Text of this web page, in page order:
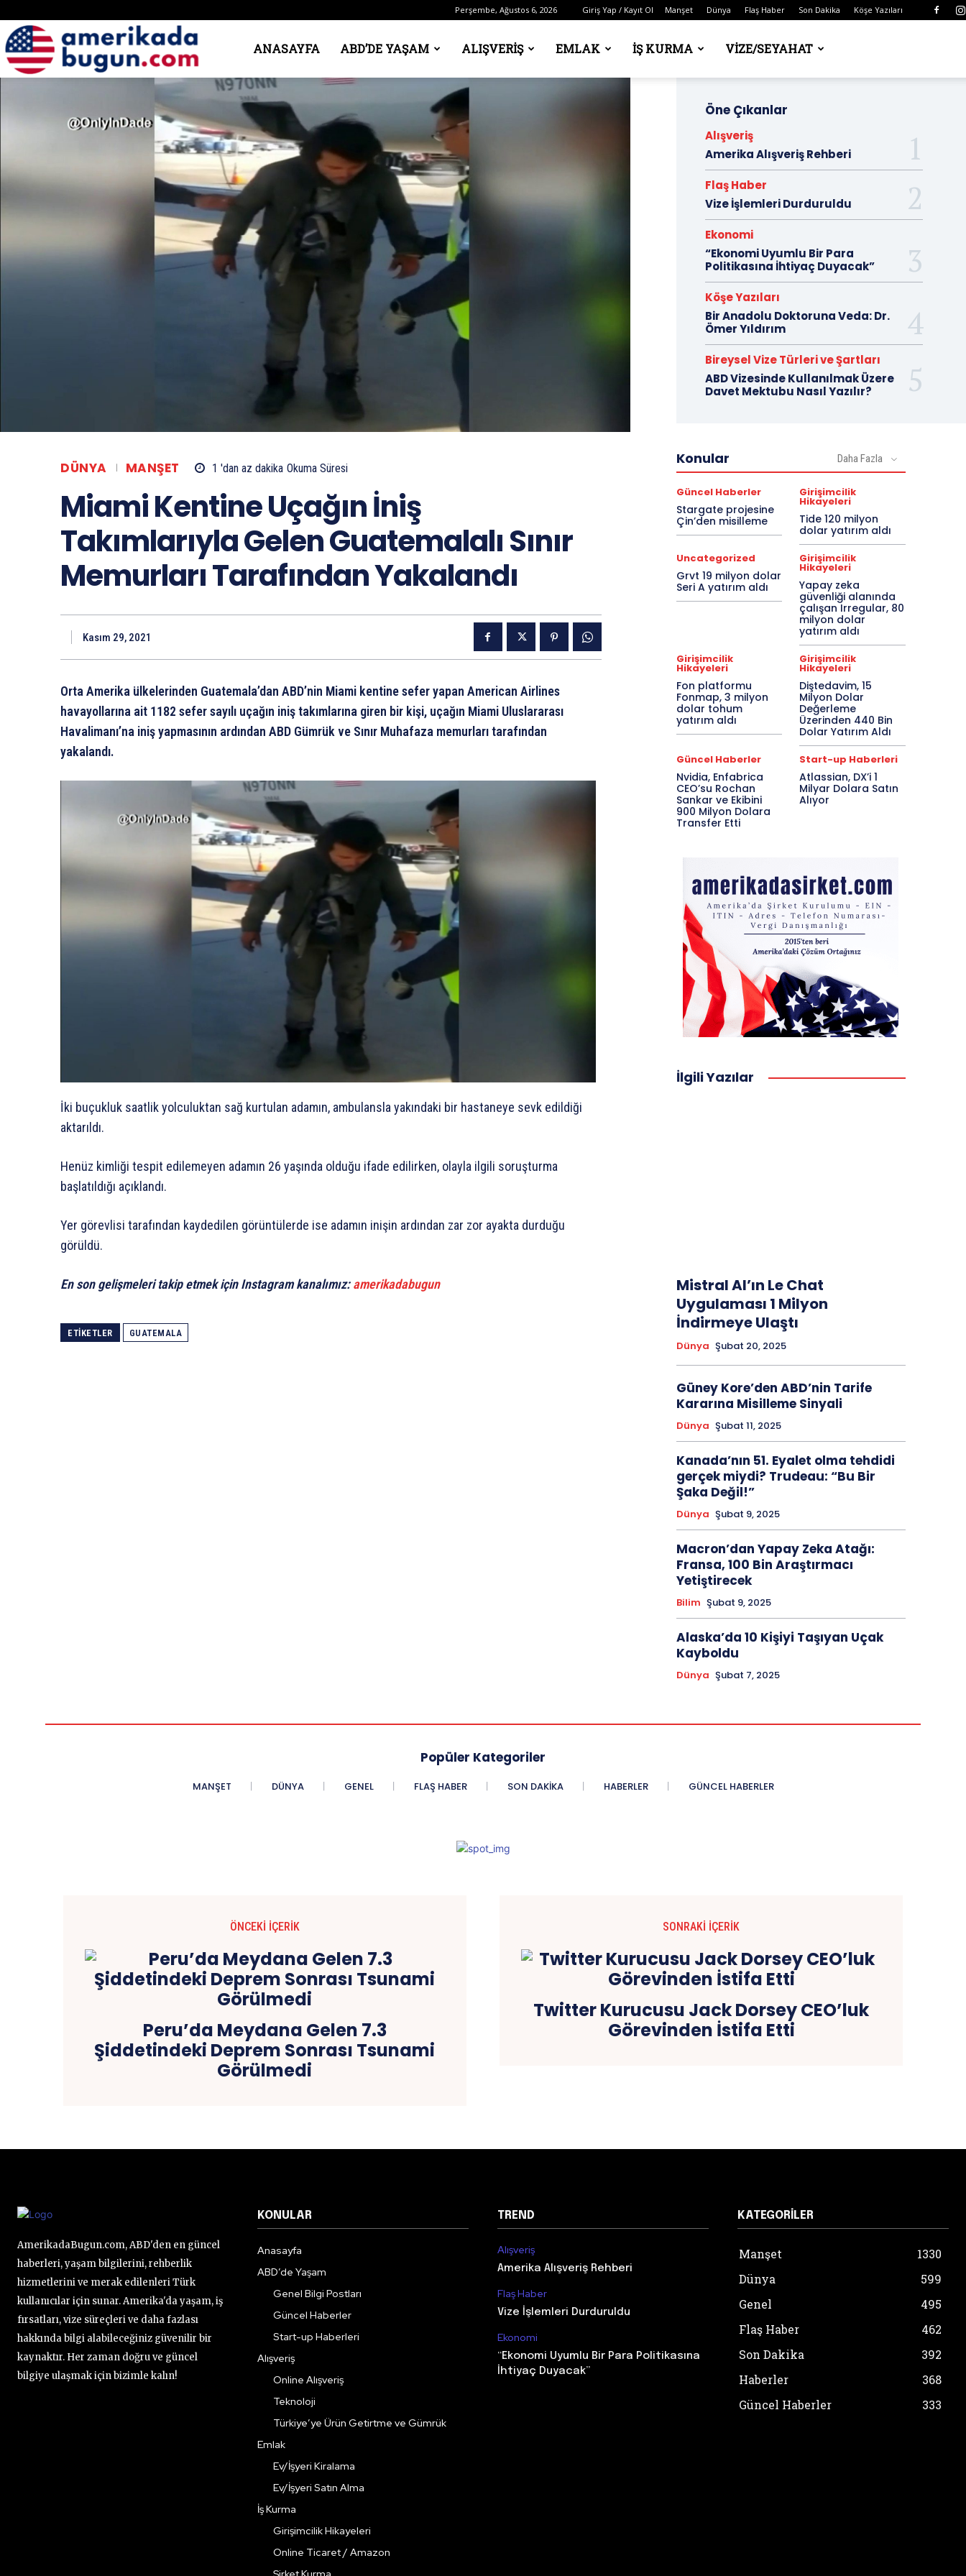
Perşembe, Ağustos 6, 2026 Giriş Yap / Kayıt Ol Manşet Dünya Flaş Haber Son Dakika Köşe Yazıları
Amerika’da
Bugün
ANASAYFA ABD’DE YAŞAM ALIŞVERIŞ EMLAK İŞ KURMA VIZE/SEYAHAT
DÜNYA MANŞET 1 'dan az dakika Okuma Süresi
Miami Kentine Uçağın İniş
Takımlarıyla Gelen Guatemalalı Sınır
Memurları Tarafından Yakalandı
Kasım 29, 2021
Orta Amerika ülkelerinden Guatemala’dan ABD’nin Miami kentine sefer yapan American Airlines
havayollarına ait 1182 sefer sayılı uçağın iniş takımlarına giren bir kişi, uçağın Miami Uluslararası
Havalimanı’na iniş yapmasının ardından ABD Gümrük ve Sınır Muhafaza memurları tarafından
yakalandı.
İki buçukluk saatlik yolculuktan sağ kurtulan adamın, ambulansla yakındaki bir hastaneye sevk edildiği
aktarıldı.
Henüz kimliği tespit edilemeyen adamın 26 yaşında olduğu ifade edilirken, olayla ilgili soruşturma
başlatıldığı açıklandı.
Yer görevlisi tarafından kaydedilen görüntülerde ise adamın inişin ardından zar zor ayakta durduğu
görüldü.
En son gelişmeleri takip etmek için Instagram kanalımız:amerikadabugun
ETIKETLER GUATEMALA
Öne Çıkanlar
Alışveriş
Amerika Alışveriş Rehberi
Flaş Haber
Vize İşlemleri Durduruldu
Ekonomi
“Ekonomi Uyumlu Bir Para
Politikasına İhtiyaç Duyacak”
Köşe Yazıları
Bir Anadolu Doktoruna Veda: Dr.
Ömer Yıldırım
Bireysel Vize Türleri ve Şartları
ABD Vizesinde Kullanılmak Üzere
Davet Mektubu Nasıl Yazılır?
Konular Daha Fazla
Güncel Haberler
Stargate projesine
Çin’den misilleme
Girişimcilik
Hikayeleri
Tide 120 milyon
dolar yatırım aldı
Uncategorized
Grvt 19 milyon dolar
Seri A yatırım aldı
Girişimcilik
Hikayeleri
Yapay zeka
güvenliği alanında
çalışan Irregular, 80
milyon dolar
yatırım aldı
Girişimcilik
Hikayeleri
Fon platformu
Fonmap, 3 milyon
dolar tohum
yatırım aldı
Girişimcilik
Hikayeleri
Diştedavim, 15
Milyon Dolar
Değerleme
Üzerinden 440 Bin
Dolar Yatırım Aldı
Güncel Haberler
Nvidia, Enfabrica
CEO’su Rochan
Sankar ve Ekibini
900 Milyon Dolara
Transfer Etti
Start-up Haberleri
Atlassian, DX’i 1
Milyar Dolara Satın
Alıyor
İlgili Yazılar
Mistral AI’ın Le Chat
Uygulaması 1 Milyon
İndirmeye Ulaştı
Dünya Şubat 20, 2025
Güney Kore’den ABD’nin Tarife
Kararına Misilleme Sinyali
Dünya Şubat 11, 2025
Kanada’nın 51. Eyalet olma tehdidi
gerçek miydi? Trudeau: “Bu Bir
Şaka Değil!”
Dünya Şubat 9, 2025
Macron’dan Yapay Zeka Atağı:
Fransa, 100 Bin Araştırmacı
Yetiştirecek
Bilim Şubat 9, 2025
Alaska’da 10 Kişiyi Taşıyan Uçak
Kayboldu
Dünya Şubat 7, 2025
Popüler Kategoriler
MANŞET DÜNYA GENEL FLAŞ HABER SON DAKIKA HABERLER GÜNCEL HABERLER
ÖNCEKI İÇERIK
Peru’da Meydana Gelen 7.3
Şiddetindeki Deprem Sonrası Tsunami
Görülmedi
SONRAKI İÇERIK
Twitter Kurucusu Jack Dorsey CEO’luk
Görevinden İstifa Etti
AmerikadaBugun.com, ABD'den en güncel
haberleri, yaşam bilgilerini, rehberlik
hizmetlerini ve merak edilenleri Türk
kullanıcılar için sunar. Amerika'da yaşam, iş
fırsatları, vize süreçleri ve daha fazlası
hakkında bilgi alabileceğiniz güvenilir bir
kaynaktır. Her zaman doğru ve güncel
bilgiye ulaşmak için bizimle kalın!
KONULAR
Anasayfa
ABD’de Yaşam
Genel Bilgi Postları
Güncel Haberler
Start-up Haberleri
Alışveriş
Online Alışveriş
Teknoloji
Türkiye’ye Ürün Getirtme ve Gümrük
Emlak
Ev/İşyeri Kiralama
Ev/İşyeri Satın Alma
İş Kurma
Girişimcilik Hikayeleri
Online Ticaret / Amazon
TREND
Alışveriş
Amerika Alışveriş Rehberi
Flaş Haber
Vize İşlemleri Durduruldu
Ekonomi
“Ekonomi Uyumlu Bir Para Politikasına
İhtiyaç Duyacak”
KATEGORILER
Manşet
1330
Dünya
599
Genel
495
Flaş Haber
462
Son Dakika
392
Haberler
368
Güncel Haberler
333